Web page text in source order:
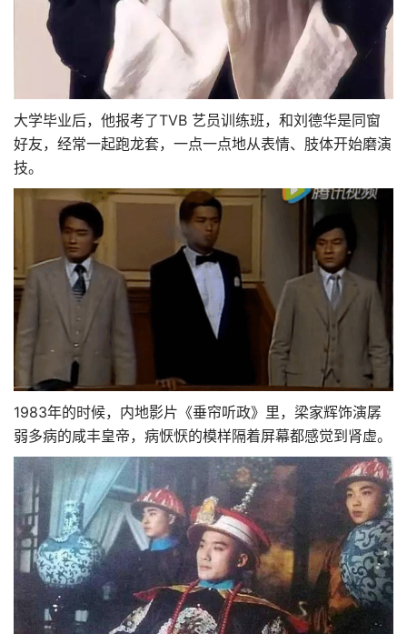
大学毕业后，他报考了TVB 艺员训练班，和刘德华是同窗
好友，经常一起跑龙套，一点一点地从表情、肢体开始磨演
技。
1983年的时候，内地影片《垂帘听政》里，梁家辉饰演孱
弱多病的咸丰皇帝，病恹恹的模样隔着屏幕都感觉到肾虚。